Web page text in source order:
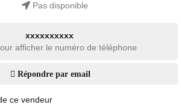
Pas disponible
xxxxxxxxxx
afficher le numéro de téléphone
Répondre par email
ce vendeur